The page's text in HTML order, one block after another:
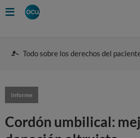
Todo sobre los derechos del
Informe
Cordón umbilical: